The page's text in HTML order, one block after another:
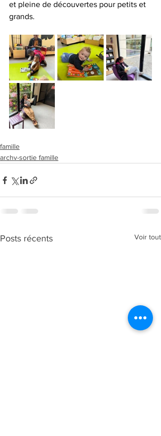
et pleine de découvertes pour petits et
grands.
famille
archv-sortie famille
Posts récents Voir tout